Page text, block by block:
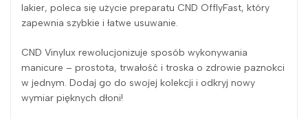
lakier, poleca się użycie preparatu CND OfflyFast, który
zapewnia szybkie i łatwe usuwanie.
CND Vinylux rewolucjonizuje sposób wykonywania
manicure – prostota, trwałość i troska o zdrowie paznokci
w jednym. Dodaj go do swojej kolekcji i odkryj nowy
wymiar pięknych dłoni!